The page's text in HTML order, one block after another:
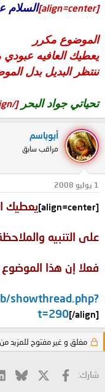
[align=center] السلام
الموضوع مكرر
يعطيك العافيه
ننتظر البديل بدل
تحياتي جواد البحر[/align]
أبوباسم
مراقب سابق
1 يوليو 2008
[align=center] يعطيك
على التنبيه
فعلا إن هذا الموضوع
showthread.php?
t=290[/align]
مغلق و غير مفتوح للمزيد من
شارك: فيسبوك